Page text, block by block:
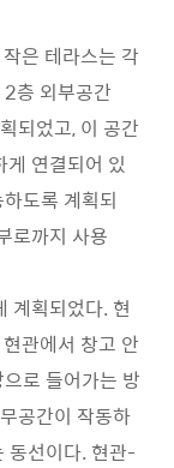
은 테라스는 각
층 외부공간
되었고, 이 공간
게 연결되어 있
도록 계획되
로까지 사용
계획되었다. 현
관에서 창고 안
로 들어가는 방
공간이 작동하
동선이다. 현관-